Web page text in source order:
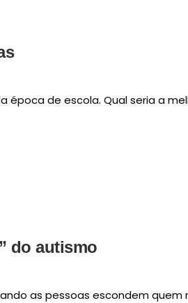
época de escola. Qual seria a
do autismo
as pessoas escondem quem